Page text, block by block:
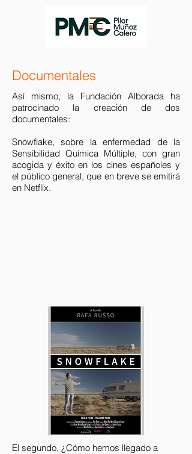
Documentales
Así mismo, la Fundación Alborada ha
patrocinado la creación de dos
documentales:
Snowflake, sobre la enfermedad de la
Sensibilidad Química Múltiple, con gran
acogida y éxito en los cines españoles y
el público general, que en breve se emitirá
en Netflix.
El segundo, ¿Cómo hemos llegado a